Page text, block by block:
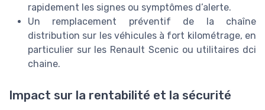
rapidement les signes ou symptômes d’alerte.
Un remplacement préventif de la chaîne
distribution sur les véhicules à fort kilométrage, en
particulier sur les Renault Scenic ou utilitaires dci
chaine.
Impact sur la rentabilité et la sécurité